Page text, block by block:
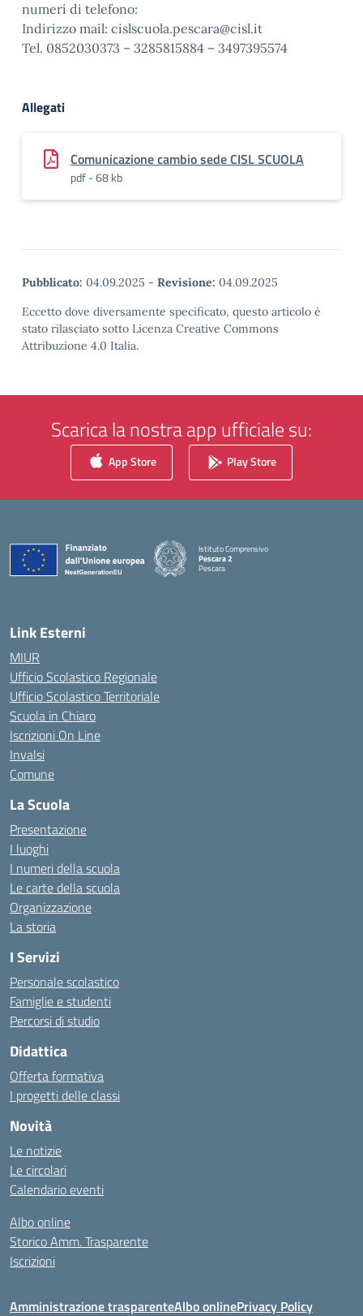
numeri di telefono:
Indirizzo mail: cislscuola.pescara@cisl.it
Tel. 0852030373 – 3285815884 – 3497395574
Allegati
Comunicazione cambio sede CISL SCUOLA
pdf - 68 kb
Pubblicato: 04.09.2025 - Revisione: 04.09.2025
Eccetto dove diversamente specificato, questo articolo è
stato rilasciato sotto Licenza Creative Commons
Attribuzione 4.0 Italia.
Scarica la nostra app ufficiale su:
App Store Play Store
Istituto Comprensivo
Pescara 2
Pescara
Link Esterni
MIUR
Ufficio Scolastico Regionale
Ufficio Scolastico Territoriale
Scuola in Chiaro
Iscrizioni On Line
Invalsi
Comune
La Scuola
Presentazione
I luoghi
I numeri della scuola
Le carte della scuola
Organizzazione
La storia
I Servizi
Personale scolastico
Famiglie e studenti
Percorsi di studio
Didattica
Offerta formativa
I progetti delle classi
Novità
Le notizie
Le circolari
Calendario eventi
Albo online
Storico Amm. Trasparente
Iscrizioni
Amministrazione trasparenteAlbo onlinePrivacy Policy